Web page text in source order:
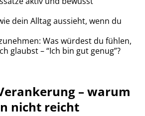
dein Alltag aussieht, wenn du
Was würdest du fühlen,
glaubst – “Ich bin gut genug”?
– warum
nicht reicht